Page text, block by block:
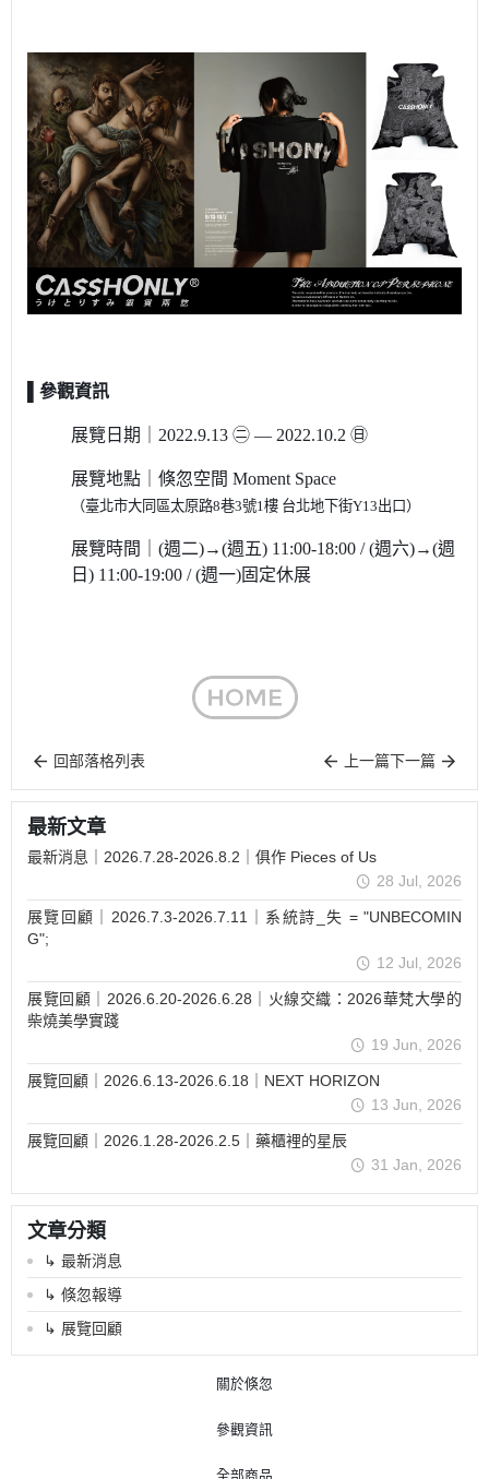
▌參觀資訊
展覽日期｜ 2022.9.13 ㊁ — 2022.10.2 ㊐
展覽地點｜ 倏忽空間 Moment Space
（臺北市大同區太原路8巷3號1樓 台北地下街Y13出口）
展覽時間｜ (週二)→(週五) 11:00-18:00 /(週六)→(週
日) 11:00-19:00 / (週一)固定休展
回部落格列表 上一篇下一篇
最新文章
最新消息｜2026.7.28-2026.8.2｜俱作 Pieces of Us
28 Jul, 2026
展覽回顧｜2026.7.3-2026.7.11｜系統詩_失 = "UNBECOMIN
G";
12 Jul, 2026
展覽回顧｜2026.6.20-2026.6.28｜火線交織：2026華梵大學的
柴燒美學實踐
19 Jun, 2026
展覽回顧｜2026.6.13-2026.6.18｜NEXT HORIZON
13 Jun, 2026
展覽回顧｜2026.1.28-2026.2.5｜藥櫃裡的星辰
31 Jan, 2026
文章分類
↳ 最新消息
↳ 倏忽報導
↳ 展覽回顧
關於倏忽
參觀資訊
全部商品